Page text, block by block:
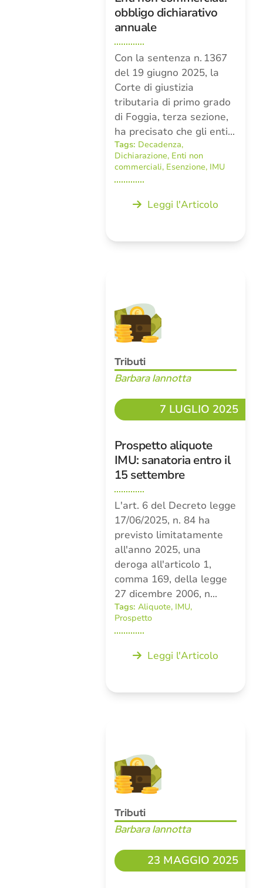
obbligo dichiarativo
annuale
Con la sentenza n. 1367
del 19 giugno 2025, la
Corte di giustizia
tributaria di primo grado
di Foggia, terza sezione,
ha precisato che gli enti…
Tags: Decadenza,
Dichiarazione, Enti non
commerciali, Esenzione, IMU
Leggi l'Articolo
Tributi
Barbara Iannotta
7 LUGLIO 2025
Prospetto aliquote
IMU: sanatoria entro il
15 settembre
L'art. 6 del Decreto legge
17/06/2025, n. 84 ha
previsto limitatamente
all'anno 2025, una
deroga all'articolo 1,
comma 169, della legge
27 dicembre 2006, n…
Tags: Aliquote, IMU,
Prospetto
Leggi l'Articolo
Tributi
Barbara Iannotta
23 MAGGIO 2025